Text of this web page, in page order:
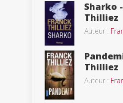
Sharko
Thilliez
Auteur :
Thilliez
Auteur :